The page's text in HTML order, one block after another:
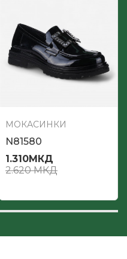
МОКАСИНКИ
N81580
1.310МКД
2.620МКД